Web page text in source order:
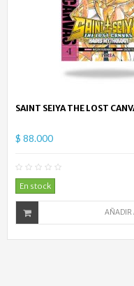
SAINT SEIYA THE LOST
$ 88.000
En stock
AÑADIR